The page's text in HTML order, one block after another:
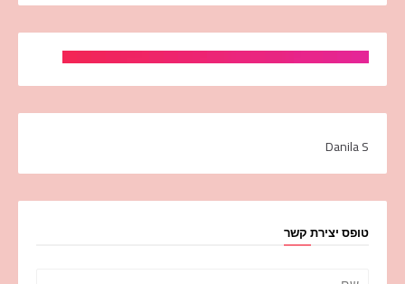
Danila S
טופס יצירת קשר